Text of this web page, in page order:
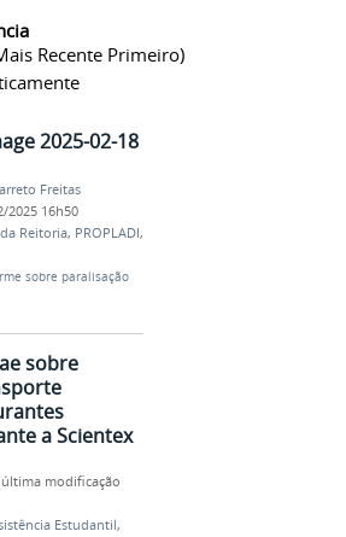
Recente Primeiro)
Reitoria
2025-02-18
Freitas
2025 16h50
Reitoria, PROPLADI,
sobre paralisação
sobre
a Scientex
última modificação
Estudantil,